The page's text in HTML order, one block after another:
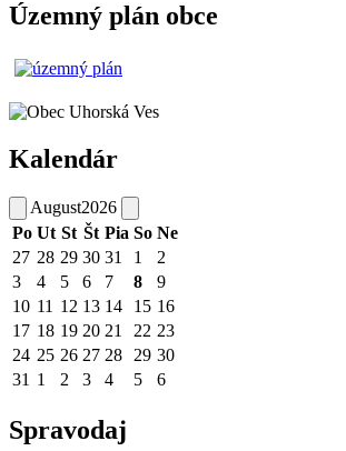
Územný plán obce
Kalendár
August2026
Po Ut St Št Pia So Ne
27 28 29 30 31 1
2
3
4 5 6 7 8
9
10 11 12 13 14 15 16
17 18 19 20 21 22 23
24 25 26 27 28 29 30
31 1 2 3 4 5 6
Spravodaj